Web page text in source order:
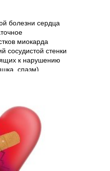
болезни сердца
миокарда
сосудистой стенки
к нарушению
спазм).